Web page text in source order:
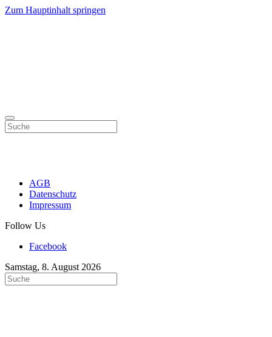
Zum Hauptinhalt springen
AGB
Datenschutz
Impressum
Follow Us
Facebook
Samstag, 8. August 2026